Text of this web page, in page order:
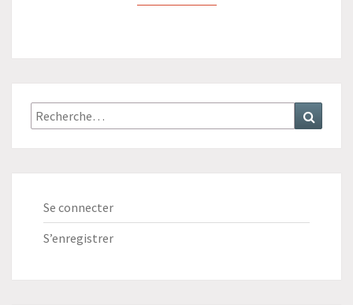
Recherche
:
Se connecter
S’enregistrer